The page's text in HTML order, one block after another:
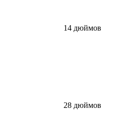
14 дюймов
28 дюймов